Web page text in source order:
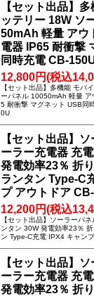
【セット出品】
ッテリー 18W ソ
50mAh 軽量 アウ
電器 IP65 耐衝撃
同時充電 CB-
12,800円(税込
【セット出品】多機能 モバ
ーパネル 10050mAh 軽量
5 耐衝撃 マグネット USB同
0U
【セット出品】
ーラー充電器 充
発電効率23％ 折
ランタン Type-C
プ アウトドア
12,200円(税込
【セット出品】ソーラーパ
ンタン 30W 発電効率23％
ン Type-C充電 IPX4 キャン
【セット出品】
ーラー充電器 充
発電効率23％ 折